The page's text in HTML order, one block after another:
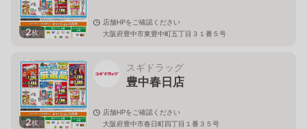
2枚
店舗HPをご確認ください
大阪府豊中市東豊中町五丁目３１番５号
2枚
スギドラッグ
豊中春日店
店舗HPをご確認ください
大阪府豊中市春日町四丁目１番３５号